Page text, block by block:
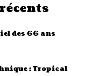
des 66 ans
: Tropical